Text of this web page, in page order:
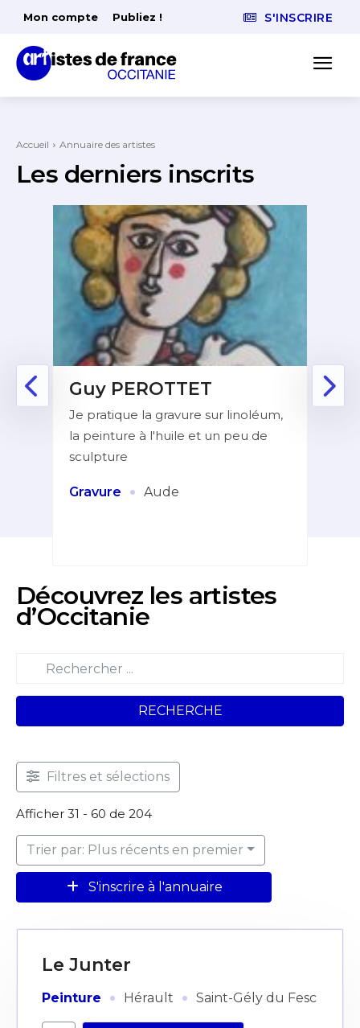
Mon compte Publiez ! S'INSCRIRE
Accueil Annuaire des artistes
Les derniers inscrits
Guy PEROTTET
Je pratique la gravure sur linoléum,
la peinture à l'huile et un peu de
sculpture
Gravure · Aude
Découvrez les artistes
d’Occitanie
RECHERCHE
Filtres et sélections
Afficher 31 - 60 de 204
Trier par: Plus récents en premier
S'inscrire à l'annuaire
Le Junter
Peinture · Hérault · Saint-Gély du Fesc